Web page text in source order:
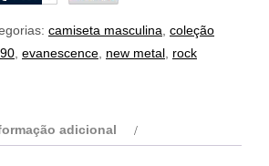
camiseta masculina coleção
evanescence new metal rock
adicional